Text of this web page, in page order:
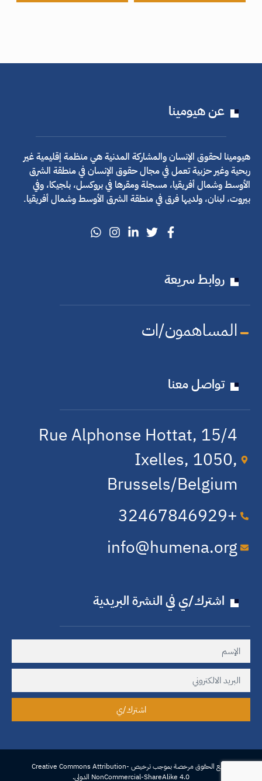
عن هيومينا
هيومينا لحقوق الإنسان والمشاركة المدنية هي منظمة إقليمية غير
ربحية وغير حزبية تعمل في مجال حقوق الإنسان في منطقة الشرق
الأوسط وشمال أفريقيا، مسجلة ومقرها في بروكسل، بلجيكا، وفي
بيروت، لبنان، ولديها فرق في منطقة الشرق الأوسط وشمال أفريقيا.
روابط سريعة
المساهمون/ات
تواصل معنا
15/4 Rue Alphonse Hottat,
Ixelles, 1050,
Brussels/Belgium
+32​467​846​929
info@humena.org
اشترك/ي في النشرة البريدية
اشترك/ي
جميع الحقوق مرخصة بموجب ترخيص Creative Commons Attribution-
NonCommercial-ShareAlike 4.0 الدولي.